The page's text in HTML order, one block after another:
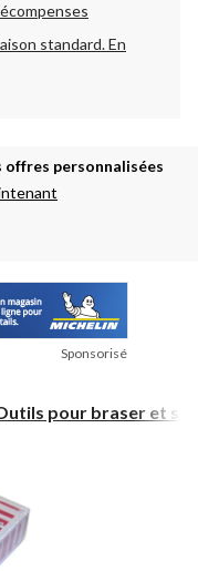
standard.En
offres personnalisées
Sponsorisé
pour braser et